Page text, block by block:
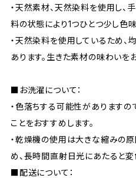
・天然素材、天然染料を使用し、
料の状態により1つひとつ少し色
・天然染料を使用しているため
あります。生きた素材の味わいを
■お洗濯について：
・色落ちする可能性があります
ことをおすすめします。
・乾燥機の使用は大きな縮みの原
め、長時間直射日光にあたると変
■配送について：